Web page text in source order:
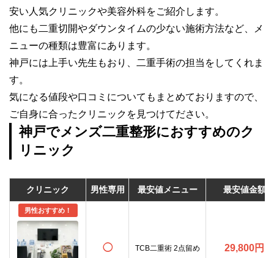
安い人気クリニックや美容外科をご紹介します。
他にも二重切開やダウンタイムの少ない施術方法など、メ
ニューの種類は豊富にあります。
神戸には上手い先生もおり、二重手術の担当をしてくれま
す。
気になる値段や口コミについてもまとめておりますので、
ご自身に合ったクリニックを見つけてださい。
神戸でメンズ二重整形におすすめのク
リニック
クリニック 男性専用 最安値メニュー 最安値金額
男性おすすめ！
◯ TCB二重術 2点留め 29,800円